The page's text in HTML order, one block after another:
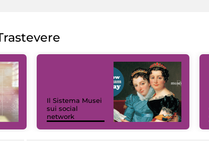
Il Sistema Musei
sui social
network